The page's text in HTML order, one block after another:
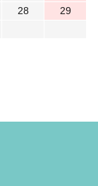
28
29